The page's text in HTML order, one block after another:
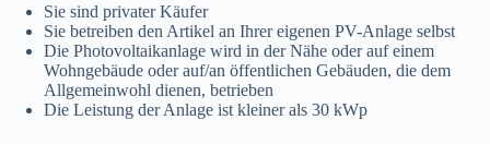
Sie sind privater Käufer
Sie betreiben den Artikel an Ihrer eigenen PV-Anlage selbst
Die Photovoltaikanlage wird in der Nähe oder auf einem
Wohngebäude oder auf/an öffentlichen Gebäuden, die dem
Allgemeinwohl dienen, betrieben
Die Leistung der Anlage ist kleiner als 30 kWp